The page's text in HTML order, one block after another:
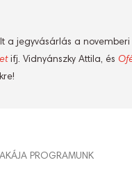
a jegyvásárlás a
ifj. Vidnyánszky Attila, és
PROGRAMUNK